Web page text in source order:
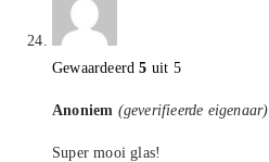
Gewaardeerd5 uit 5
Anoniem (geverifieerde eigenaar)
Super mooi glas!